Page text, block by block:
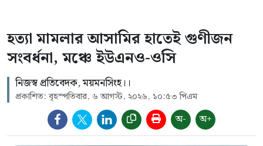
হত্যা মামলার আসামির হাতেই গুণীজন
সংবর্ধনা, মঞ্চে ইউএনও-ওসি
নিজস্ব প্রতিবেদক, ময়মনসিংহ।।
প্রকাশিত: বৃহস্পতিবার, ৬ আগস্ট, ২০২৬, ১০:৫৩ পিএম
অ- অ+